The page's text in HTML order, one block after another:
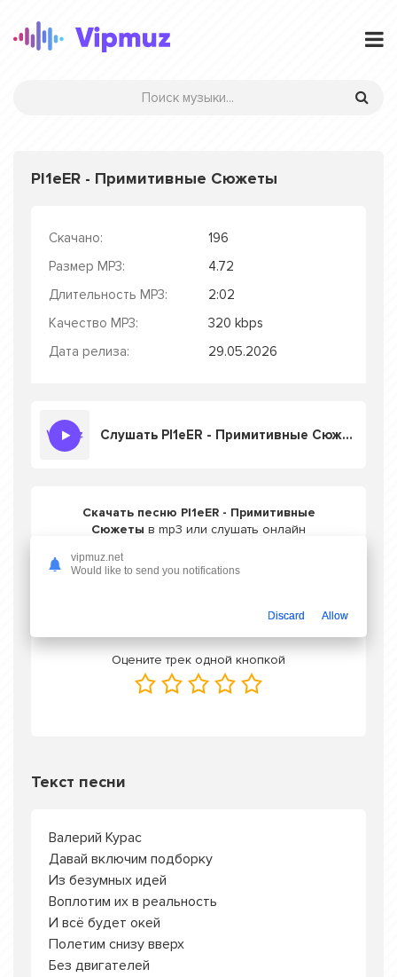
PI1eER - Примитивные Сюжеты
Скачано:
196
Размер MP3:
4.72
Длительность MP3:
2:02
Качество MP3:
320 kbps
Дата релиза:
29.05.2026
Слушать PI1eER - Примитивные Сюжеты
Скачать песню PI1eER - Примитивные
Сюжеты в mp3 или слушать онлайн
Оцените трек одной кнопкой
Текст песни
Валерий Курас
Давай включим подборку
Из безумных идей
Воплотим их в реальность
И всё будет окей
Полетим снизу вверх
Без двигателей
vipmuz.net
Would like to send you notifications
Discard Allow